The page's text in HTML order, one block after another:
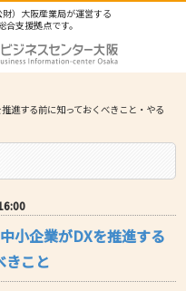
）大阪産業局が運営する
支援拠点です。
進する前に知っておくべきこと・やる
小企業がDXを推進する
きこと